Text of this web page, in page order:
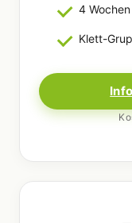
4
Klett-